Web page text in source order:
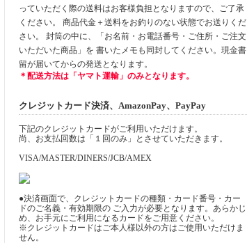
っていただく際の送料はお客様負担となりますので、ご了承
ください。 商品代金＋送料をお釣りのない状態でお送りくだ
さい。 封筒の中に、「お名前・お電話番号・ご住所・ご注文
いただいた商品」を 書いたメモも同封してください。現金書
留が届いてからの発送となります。
＊配送方法は「ヤマト運輸」のみとなります。
クレジットカード決済、AmazonPay、PayPay
下記のクレジットカードがご利用いただけます。
尚、お支払回数は「１回のみ」とさせていただきます。
VISA/MASTER/DINERS/JCB/AMEX
●決済画面で、クレジットカードの種類・カード番号・カー
ドのご名義・有効期限の ご入力が必要となります。あらかじ
め、お手元にご利用になるカードをご用意ください。
※クレジットカードはご本人様以外の方はご使用いただけま
せん。